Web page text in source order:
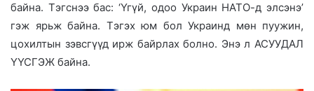
байна. Тэгснээ бас: ‘Үгүй, одоо Украин НАТО-д элсэнэ’
гэж ярьж байна. Тэгэх юм бол Украинд мөн пуужин,
цохилтын зэвсгүүд ирж байрлах болно. Энэ л АСУУДАЛ
ҮҮСГЭЖ байна.